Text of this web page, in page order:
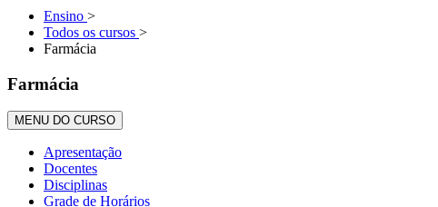
Ensino >
Todos os cursos >
Farmácia
Farmácia
MENU DO CURSO
Apresentação
Docentes
Disciplinas
Grade de Horários